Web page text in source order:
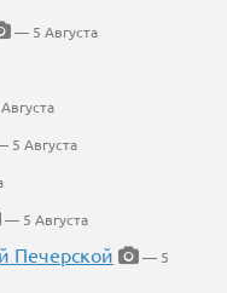
— 5 Августа
5 Августа
— 5 Августа
Печерской
— 5